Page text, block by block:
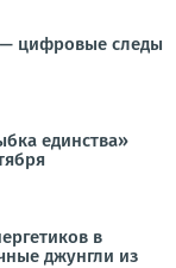
— цифровые следы
единства»
в
джунгли из